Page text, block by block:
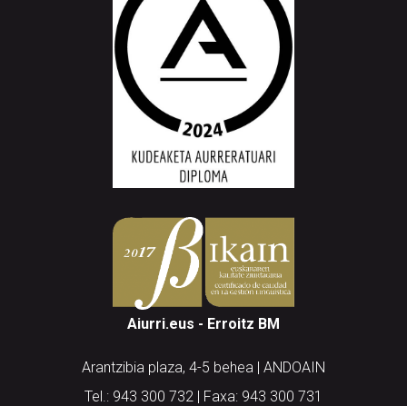
Aiurri.eus - Erroitz BM
Arantzibia plaza, 4-5 behea | ANDOAIN
Tel.: 943 300 732 | Faxa: 943 300 731